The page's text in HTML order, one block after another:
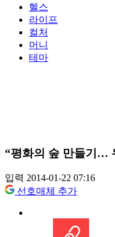
헬스
라이프
컬처
머니
테마
“평화의 숲 만들기…
입력 2014-01-22 07:16
선호매체 추가